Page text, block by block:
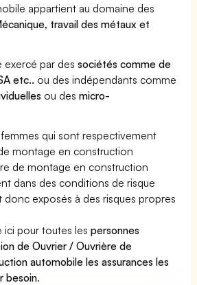
appartient au domaine des
travail des métaux et
exercé par dessociétés comme de
etc.. ou des indépendants comme
ou desmicro-
qui sont respectivement
montage en construction
de montage en construction
dans des conditions de risque
exposés à des risques propres
ici pour toutes lespersonnes
de Ouvrier / Ouvrière de
automobile les assurances les
besoin.